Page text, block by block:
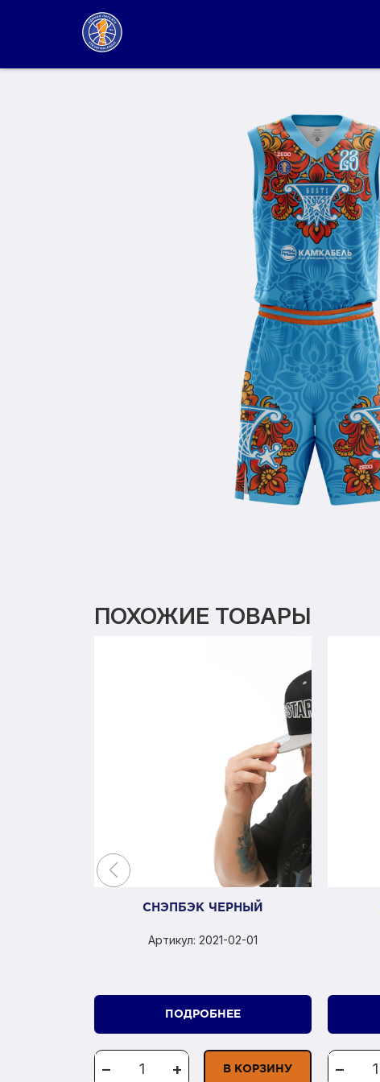
ПОХОЖИЕ ТОВАРЫ
СНЭПБЭК ЧЕРНЫЙ
Артикул: 2021-02-01
ПОДРОБНЕЕ
− + В КОРЗИНУ −